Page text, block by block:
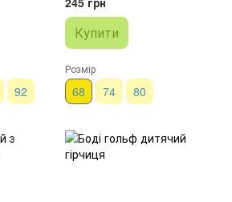
92
Купити
Розмір
68 74 80